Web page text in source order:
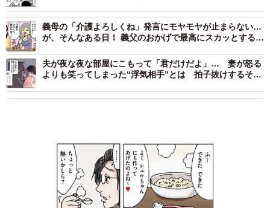
義母の「介護よろしくね」発言にモヤモヤが止まらない…
が、そんなある日！ 義父のおかげで最高にスカッとする出
夫が夜な夜な部屋にこもって「君だけだよ」… 妻が怒る
よりも笑ってしまった“浮気相手”とは 拍子抜けするその